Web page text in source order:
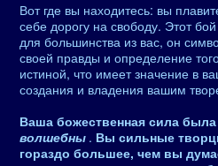
Вот где вы находитесь: вы
себе дорогу на свободу. Этот
для большинства из вас, он
своей правды и определение
истиной, что имеет значение в
создания и владения вашим
Ваша божественная сила
волшебны . Вы сильные
гораздо большее, чем вы